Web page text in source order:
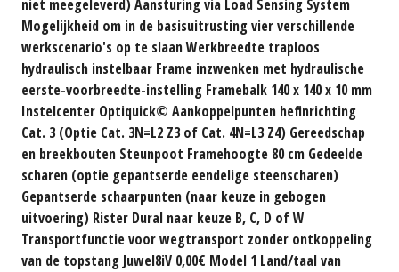
niet meegeleverd) Aansturing via Load Sensing System
Mogelijkheid om in de basisuitrusting vier verschillende
werkscenario's op te slaan Werkbreedte traploos
hydraulisch instelbaar Frame inzwenken met hydraulische
eerste-voorbreedte-instelling Framebalk 140 x 140 x 10 mm
Instelcenter Optiquick© Aankoppelpunten hefinrichting
Cat. 3 (Optie Cat. 3N=L2 Z3 of Cat. 4N=L3 Z4) Gereedschap
en breekbouten Steunpoot Framehoogte 80 cm Gedeelde
scharen (optie gepantserde eendelige steenscharen)
Gepantserde schaarpunten (naar keuze in gebogen
uitvoering) Rister Dural naar keuze B, C, D of W
Transportfunctie voor wegtransport zonder ontkoppeling
van de topstang Juwel8iV 0,00€ Model 1 Land/taal van